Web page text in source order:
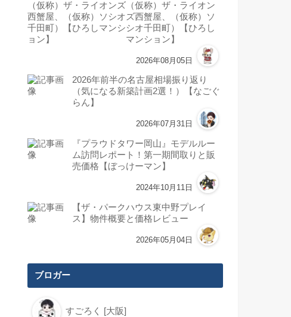
（仮称）ザ・ライオン
ズ西蟹屋、（仮称）ソ
シオ千田町）【ひろし
マンション】
2026年08月05日
2026年前半の名古屋相場振り返り
（気になる新築計画2選！）【なごぐ
らん】
2026年07月31日
『プラウドタワー岡山』モデルルー
ム訪問レポート！第一期間取りと販
売価格【ぼっけーマン】
2024年10月11日
【ザ・パークハウス東中野プレイ
ス】物件概要と価格レビュー
2026年05月04日
ブロガー
すごろく [大阪]